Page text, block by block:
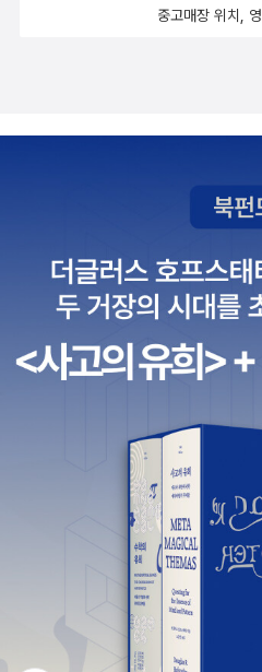
이스를 방해하기는커녕 모두 한마
지요. 다른 친구들을 도와줄 수도 있
습니다. 그것뿐인가요? 그동안 전혀
친구의 설명으로 잘 알게 되어 재미
스스로 하루 체험을 하며 자신의 잘
는 모험이 참으로 감동적이었습니다
하고싶은 말만 하느라 많은 것들을
에 입학하여 가끔 학교에 가게 되면
에서 정말 한순간도 가만히 있지 못
면 한 명도 빼놓지 않고 모두 가만히
된다고 생각이 들기도 하지만, 또 다
싶어하는 많은 아이들의 수업을 방
서 '적당~한' 루이스의 수다가 좋습
떠들고 때론 집중하며 남의 말을 잘
반에서 모두 이 책을 읽고 대화를 나
다. 루이스와 같은 아이가 있다면 모
만들 수도 있겠지요!^^
의 운동화인지라 여자 아이들에게
을 엿볼수 있겠지만...재미있는 이
얼른 구매하고 싶은 책이다. 이런 행
(그림책 + CD 2장 + 손악보책 1권)
있는 우리 집 (그림책 + CD 2장 +
가 좀 더 어렸다면망설이지 않고 구
그 다음엔 6월에 새로 출간된 그림
책들이 가득하다. 진선출판사에서
데, 이번엔 <놀이도감>이란다. ㅎㅎ
얼른 우리 아이에게 선물로 주고 싶
과 그레텔>도 별천지에서 새로 나왔
다.아이들에게 멋진 롤모델이 되어
에서 내가 좋아하는 인물인 '마틴 루
중고매장 위치,